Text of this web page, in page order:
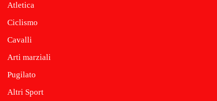
Atletica
Ciclismo
Cavalli
Arti marziali
Pugilato
Altri Sport